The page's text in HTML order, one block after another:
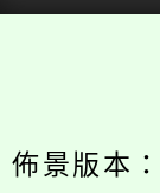
佈景版本：